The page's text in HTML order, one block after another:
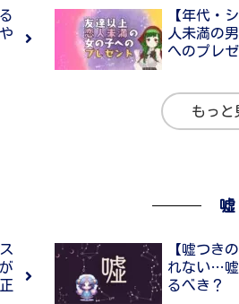
【年代・
人未満の
へのプレ
もっと
嘘
【嘘つき
れない…嘘
るべき？